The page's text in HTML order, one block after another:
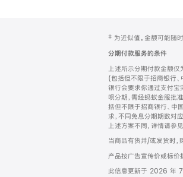
页
脚
注
‡ 为近似值。金额可能随时
分期付款服务的条件
上述所示分期付款金额
(包括但不限于招商银行
银行会要求你通过支付
呗分期，需经蚂蚁金服批
括但不限于招商银行、中
求，不同免息分期期数
上述方案不同，详情请
当商品有货并/或发货时，
产品按广告宣传价或标价
此信息更新于 2026 年 7